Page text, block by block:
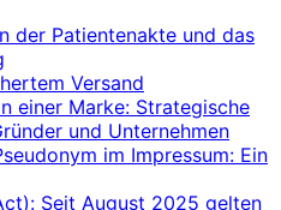
der Patientenakte und das
Versand
einer Marke: Strategische
und Unternehmen
im Impressum: Ein
Seit August 2025 gelten